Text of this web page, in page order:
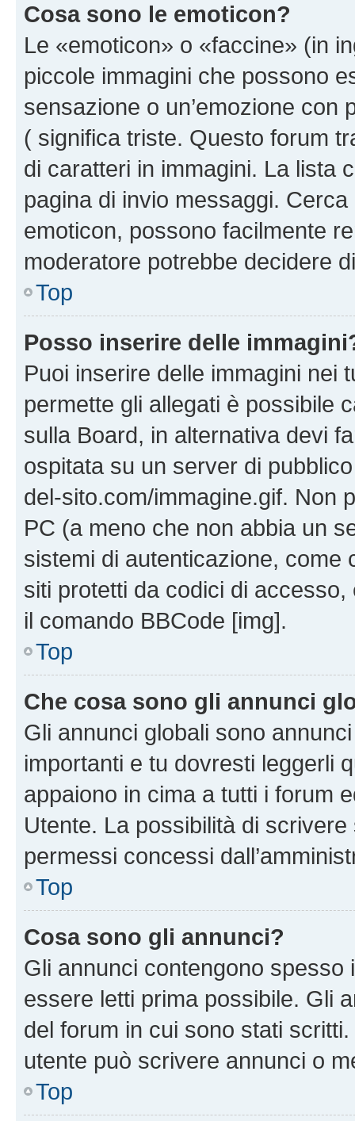
Cosa sono le emoticon?
Le «emoticon» o «faccine» (in
piccole immagini che possono
sensazione o un’emozione
( significa triste. Questo forum
di caratteri in immagini. La lista
pagina di invio messaggi.
emoticon, possono facilmente
moderatore potrebbe decidere
Top
Posso inserire delle
Puoi inserire delle immagini nei
permette gli allegati è possibile
sulla Board, in alternativa devi
ospitata su un server di
del-sito.com/immagine.gif. Non
PC (a meno che non abbia un
sistemi di autenticazione, come
siti protetti da codici di
il comando BBCode [img].
Top
Che cosa sono gli annunci
Gli annunci globali sono
importanti e tu dovresti leggerli
appaiono in cima a tutti i forum
Utente. La possibilità di
permessi concessi
Top
Cosa sono gli annunci?
Gli annunci contengono
essere letti prima possibile. Gli
del forum in cui sono stati
utente può scrivere annunci o
Top